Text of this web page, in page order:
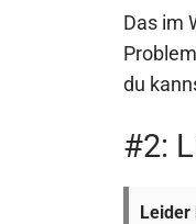
Das im
du
#2:
Leider